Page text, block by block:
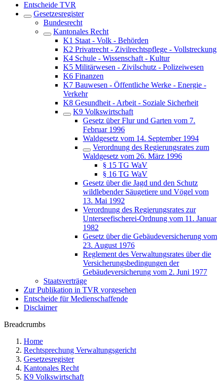
Entscheide TVR
Gesetzesregister
Bundesrecht
Kantonales Recht
K1 Staat - Volk - Behörden
K2 Privatrecht - Zivilrechtspflege - Vollstreckung
K4 Schule - Wissenschaft - Kultur
K5 Militärwesen - Zivilschutz - Polizeiwesen
K6 Finanzen
K7 Bauwesen - Öffentliche Werke - Energie -
Verkehr
K8 Gesundheit - Arbeit - Soziale Sicherheit
K9 Volkswirtschaft
Gesetz über Flur und Garten vom 7.
Februar 1996
Waldgesetz vom 14. September 1994
Verordnung des Regierungsrates zum
Waldgesetz vom 26. März 1996
§ 15 TG WaV
§ 16 TG WaV
Gesetz über die Jagd und den Schutz
wildlebender Säugetiere und Vögel vom
13. Mai 1992
Verordnung des Regierungsrates zur
Unterseefischerei-Ordnung vom 11. Januar
1982
Gesetz über die Gebäudeversicherung vom
23. August 1976
Reglement des Verwaltungsrates über die
Versicherungsbedingungen der
Gebäudeversicherung vom 2. Juni 1977
Staatsverträge
Zur Publikation in TVR vorgesehen
Entscheide für Medienschaffende
Disclaimer
Breadcrumbs
Home
Rechtsprechung Verwaltungsgericht
Gesetzesregister
Kantonales Recht
K9 Volkswirtschaft